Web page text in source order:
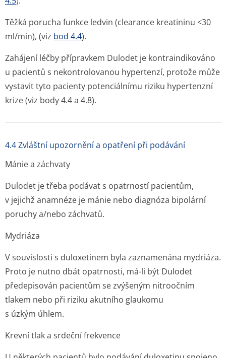
Těžká porucha funkce ledvin (clearance kreatininu <30
ml/min), (viz bod 4.4).
Zahájení léčby přípravkem Dulodet je kontraindikováno
u pacientů s nekontrolovanou hypertenzí, protože může
vystavit tyto pacienty potenciálnímu riziku hypertenzní
krize (viz body 4.4 a 4.8).
4.4 Zvláštní upozornění a opatření při podávání
Mánie a záchvaty
Dulodet je třeba podávat s opatrností pacientům,
v jejichž anamnéze je mánie nebo diagnóza bipolární
poruchy a/nebo záchvatů.
Mydriáza
V souvislosti s duloxetinem byla zaznamenána mydriáza.
Proto je nutno dbát opatrnosti, má-li být Dulodet
předepisován pacientům se zvýšeným nitroočním
tlakem nebo při riziku akutního glaukomu
s úzkým úhlem.
Krevní tlak a srdeční frekvence